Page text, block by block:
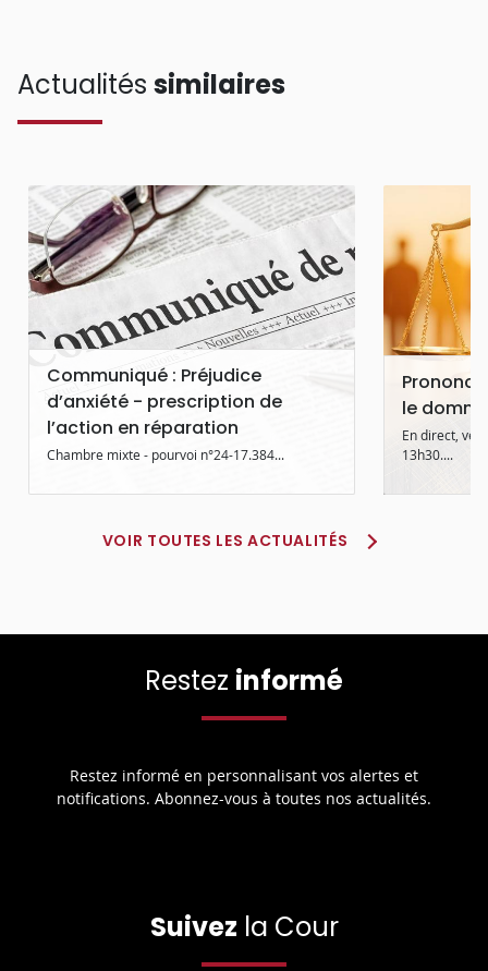
Actualités similaires
Communiqué : Préjudice
d’anxiété - prescription de
l’action en réparation
Chambre mixte - pourvoi n°24-17.384...
le
En direct,
13h30....
VOIR TOUTES LES ACTUALITÉS
Restez informé
Restez informé en personnalisant vos alertes et
notifications. Abonnez-vous à toutes nos actualités.
Suivez la Cour